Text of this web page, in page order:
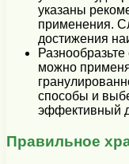
указаны
применения.
достижения
можно
способы и
эффективный
Правильное